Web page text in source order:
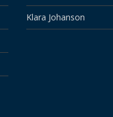
Klara Johanson